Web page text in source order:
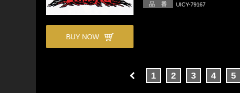
BUY NOW
品 番 UICY-79167
1 2 3 4 5